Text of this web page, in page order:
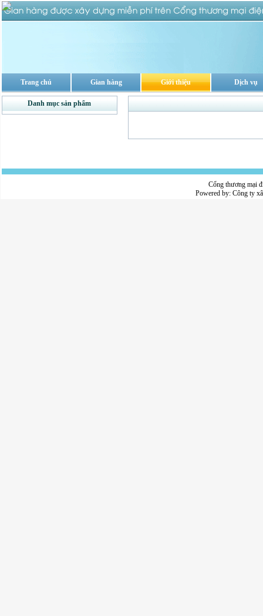
Trang chủ Gian hàng Giới thiệu Dịch vụ
Danh mục sản phẩm
Cổng thương mại
Powered by: Công ty